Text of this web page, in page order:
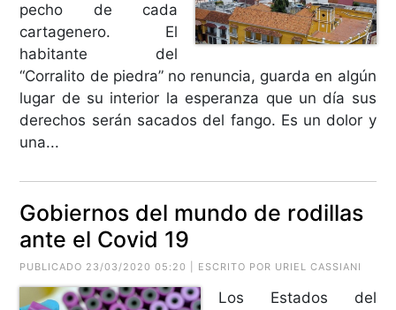
pecho de cada
cartagenero. El
habitante del
“Corralito de piedra” no renuncia, guarda en algún
lugar de su interior la esperanza que un día sus
derechos serán sacados del fango. Es un dolor y
una...
Gobiernos del mundo de rodillas
ante el Covid 19
PUBLICADO 23/03/2020 05:20 | ESCRITO POR URIEL CASSIANI
Los Estados del